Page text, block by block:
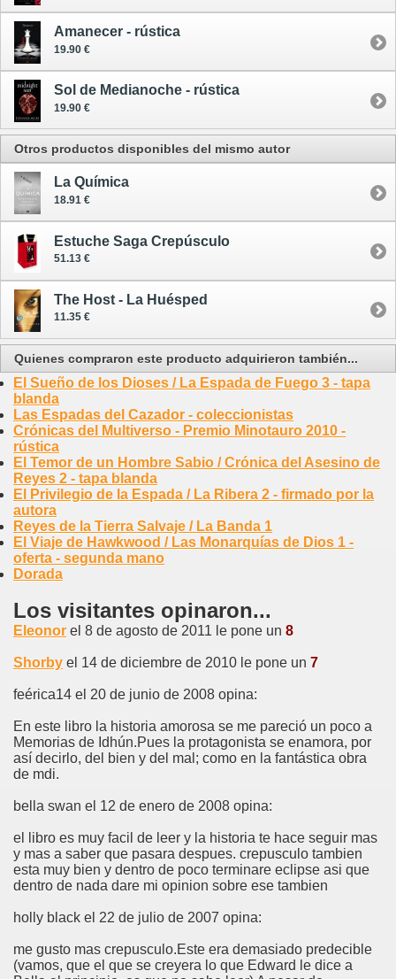
Amanecer - rústica
19.90 €
Sol de Medianoche - rústica
19.90 €
Otros productos disponibles del mismo autor
La Química
18.91 €
Estuche Saga Crepúsculo
51.13 €
The Host - La Huésped
11.35 €
Quienes compraron este producto adquirieron también...
El Sueño de los Dioses / La Espada de Fuego 3 - tapa
blanda
Las Espadas del Cazador - coleccionistas
Crónicas del Multiverso - Premio Minotauro 2010 -
rústica
El Temor de un Hombre Sabio / Crónica del Asesino de
Reyes 2 - tapa blanda
El Privilegio de la Espada / La Ribera 2 - firmado por la
autora
Reyes de la Tierra Salvaje / La Banda 1
El Viaje de Hawkwood / Las Monarquías de Dios 1 -
oferta - segunda mano
Dorada
Los visitantes opinaron...
Eleonor el 8 de agosto de 2011 le pone un 8
Shorby el 14 de diciembre de 2010 le pone un 7
feérica14 el 20 de junio de 2008 opina:
En este libro la historia amorosa se me pareció un poco a
Memorias de Idhún.Pues la protagonista se enamora, por
así decirlo, del bien y del mal; como en la fantástica obra
de mdi.
bella swan el 12 de enero de 2008 opina:
el libro es muy facil de leer y la historia te hace seguir mas
y mas a saber que pasara despues. crepusculo tambien
esta muy bien y dentro de poco terminare eclipse asi que
dentro de nada dare mi opinion sobre ese tambien
holly black el 22 de julio de 2007 opina:
me gusto mas crepusculo.Este era demasiado predecible
(vamos, que el que se creyera lo que Edward le dice a